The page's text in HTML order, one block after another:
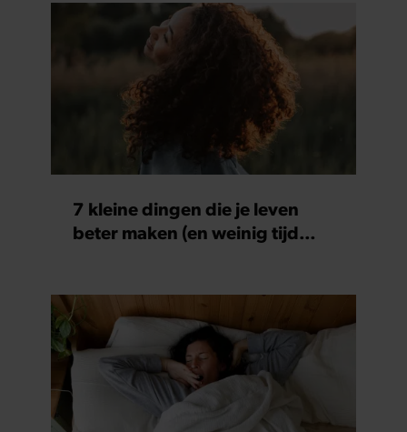
7 kleine dingen die je leven
beter maken (en weinig tijd